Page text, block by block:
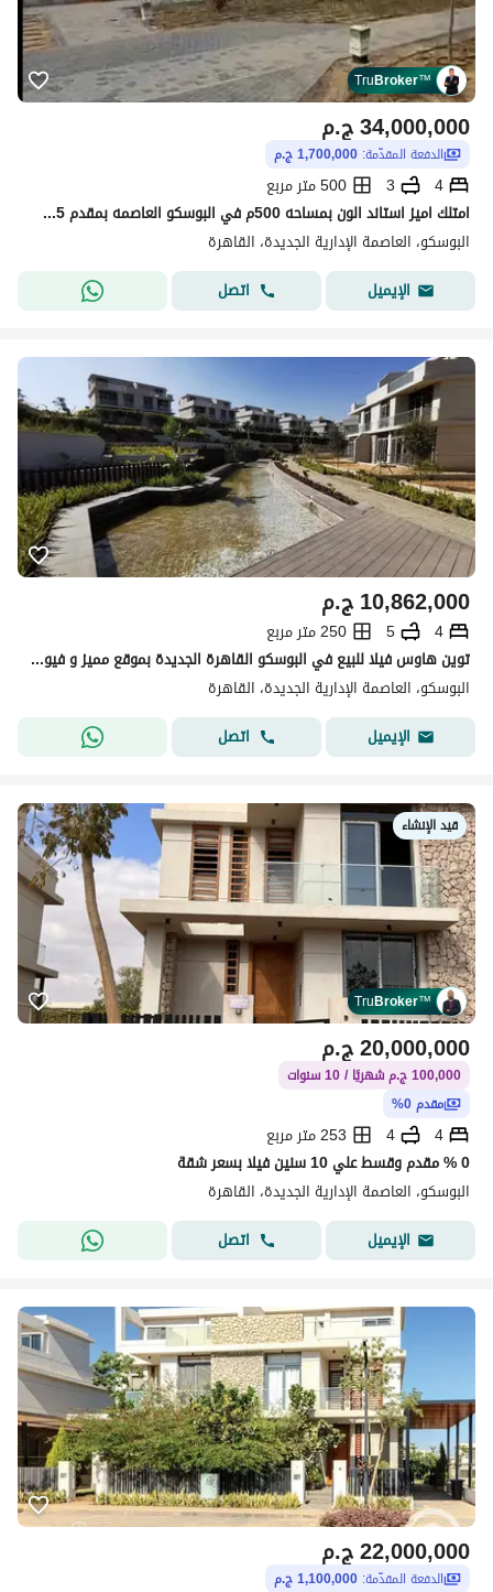
TruBroker™
ج.م34,000,000
الدفعة المقدّمة: 1,700,000 ج.م
4
3
500 متر مربع
امتلك اميز استاند الون بمساحه 500م في البوسكو العاصمه بمقدم 5%بس وهتستلم بعد سنتين في كمبوند البوسكو عاصمه ساكن وعايش بالفعل
البوسكو، العاصمة الإدارية الجديدة، القاهرة
الإيميل
اتصل
ج.م10,862,000
4
5
250 متر مربع
توين هاوس فيلا للبيع في البوسكو القاهرة الجديدة بموقع مميز و فيو مفتوح
البوسكو، العاصمة الإدارية الجديدة، القاهرة
الإيميل
اتصل
قيد الإنشاء
TruBroker™
ج.م20,000,000
100,000 ج.م شهريًا / 10 سنوات
مقدم 0%
4
4
253 متر مربع
0 % مقدم وقسط علي 10 سنين فيلا بسعر شقة
البوسكو، العاصمة الإدارية الجديدة، القاهرة
الإيميل
اتصل
ج.م22,000,000
الدفعة المقدّمة: 1,100,000 ج.م